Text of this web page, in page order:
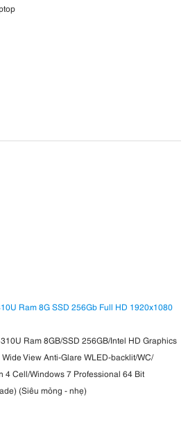
Ram 8G SSD 256Gb Full HD 1920x1080
Ram 8GB/SSD 256GB/Intel HD Graphics
View Anti-Glare WLED-backlit/WC/
4 Cell/Windows 7 Professional 64 Bit
(Siêu mỏng - nhẹ)